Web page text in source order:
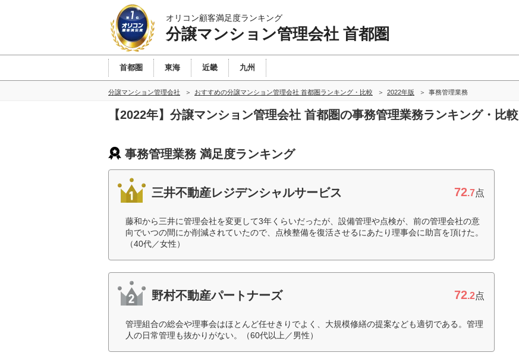
オリコン顧客満足度ランキング
分譲マンション管理会社 首都圏
首都圏 東海 近畿 九州
分譲マンション管理会社 おすすめの分譲マンション管理会社 首都圏ランキング・比較 2022年版 事務管理業務
【2022年】分譲マンション管理会社 首都圏の事務管理業務ランキング・比較
事務管理業務 満足度ランキング
三井不動産レジデンシャルサービス 72.7点
藤和から三井に管理会社を変更して3年くらいだったが、設備管理や点検が、前の管理会社の意
向でいつの間にか削減されていたので、点検整備を復活させるにあたり理事会に助言を頂けた。
（40代／女性）
野村不動産パートナーズ 72.2点
管理組合の総会や理事会はほとんど任せきりでよく、大規模修繕の提案なども適切である。管理
人の日常管理も抜かりがない。（60代以上／男性）